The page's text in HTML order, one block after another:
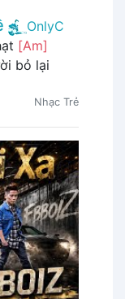
OnlyC
[Am]
bỏ lại
Nhạc Trẻ